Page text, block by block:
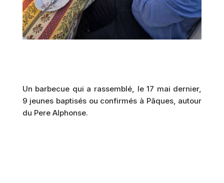
Un barbecue qui a rassemblé, le 17 mai dernier,
9 jeunes baptisés ou confirmés à Pâques, autour
du Pere Alphonse.